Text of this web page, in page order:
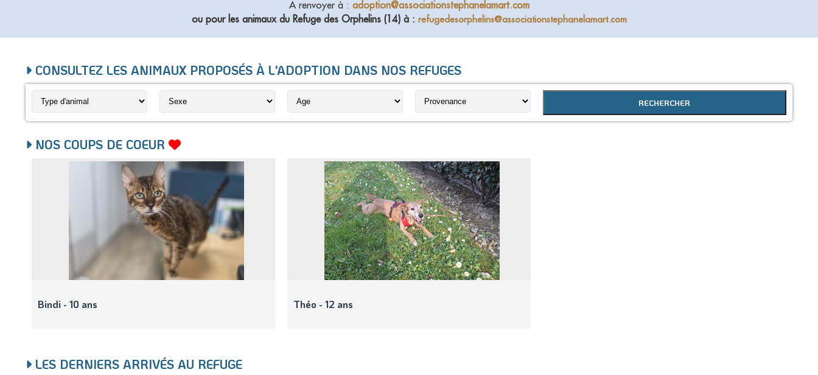
A renvoyer à : adoption@associationstephanelamart.com
ou pour les animaux du Refuge des Orphelins (14) à : refugedesorphelins@associationstephanelamart.com
CONSULTEZ LES ANIMAUX PROPOSÉS À L'ADOPTION DANS NOS REFUGES
NOS COUPS DE COEUR
Bindi - 10 ans Théo - 12 ans
LES DERNIERS ARRIVÉS AU REFUGE